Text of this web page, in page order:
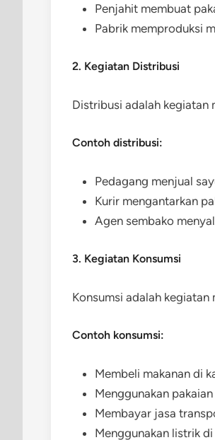
Penjahit membuat
Pabrik memproduksi
2. Kegiatan Distribusi
Distribusi adalah kegiatan
Contoh distribusi:
Pedagang menjual
Kurir mengantarkan
Agen sembako
3. Kegiatan Konsumsi
Konsumsi adalah
Contoh konsumsi:
Membeli makanan di
Menggunakan pakaian
Membayar jasa
Menggunakan listrik